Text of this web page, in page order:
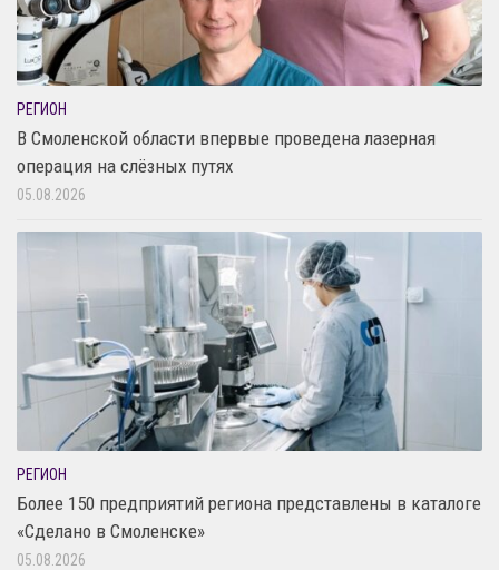
РЕГИОН
В Смоленской области впервые проведена лазерная
операция на слёзных путях
05.08.2026
РЕГИОН
Более 150 предприятий региона представлены в каталоге
«Сделано в Смоленске»
05.08.2026